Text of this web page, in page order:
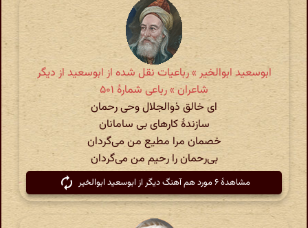
ابوسعید ابوالخیر » رباعیات نقل شده از ابوسعید از دیگر
شاعران » رباعی شمارهٔ ۵۰۱
ای خالق ذوالجلال وحی رحمان
سازندهٔ کارهای بی سامانان
خصمان مرا مطیع من می‌گردان
بی‌رحمان را رحیم من می‌گردان
مشاهدهٔ ۶ مورد هم آهنگ دیگر از ابوسعید ابوالخیر